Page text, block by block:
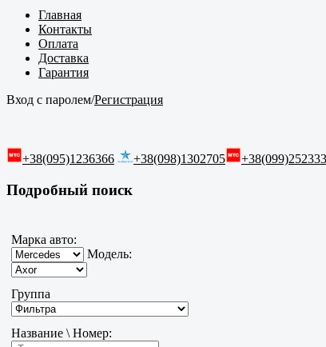
Главная
Контакты
Оплата
Доставка
Гарантия
Вход с паролем/Регистрация
+38(095)1236366 +38(098)1302705
Подробный поиск
Марка авто:
Модель:
Группа
Название \ Номер: